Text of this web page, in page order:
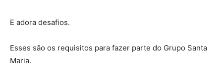
E adora desafios.
Esses são os requisitos para fazer parte do Grupo Santa
Maria.